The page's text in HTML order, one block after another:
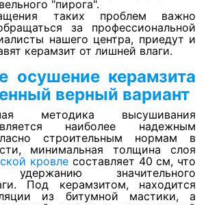
и плиты перекрытия
пола
плитки
"пирога".
таких проблем важно
за профессиональной
нашего центра, приедут и
керамзит от лишней влаги.
осушение керамзита
верный вариант
методика высушивания
наиболее надежным
строительным нормам в
минимальная толщина слоя
кровле составляет 40 см, что
удержанию значительного
Под керамзитом, находится
из битумной мастики, а